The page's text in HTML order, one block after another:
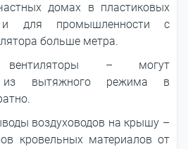
домах в пластиковых
и для промышленности с
больше метра.
вентиляторы – могут
из вытяжного режима в
воздуховодов на крышу –
кровельных материалов от